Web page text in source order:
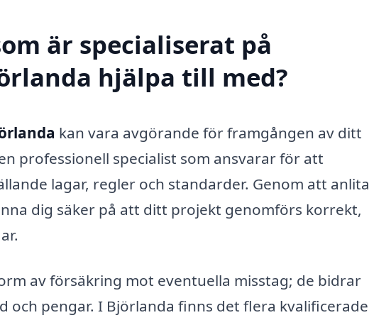
är specialiserat på
hjälpa till med?
kan vara avgörande för framgången av ditt
professionell specialist som ansvarar för att
lagar, regler och standarder. Genom att anlita
dig säker på att ditt projekt genomförs korrekt,
av försäkring mot eventuella misstag; de bidrar
och pengar. I Björlanda finns det flera kvalificerade